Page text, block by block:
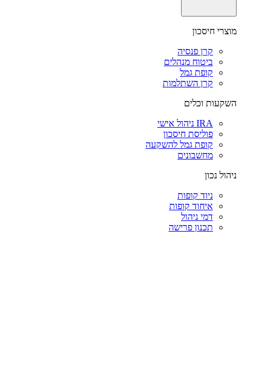
מוצרי חיסכון
קרן פנסיה
ביטוח מנהלים
קופת גמל
קרן השתלמות
השקעות וכלים
IRA ניהול אישי
פוליסת חיסכון
קופת גמל להשקעה
מחשבונים
ניהול נכון
ניוד קופות
איחוד קופות
דמי ניהול
תכנון פרישה